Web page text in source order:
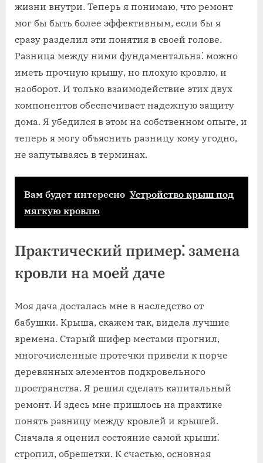
жизни внутри. Теперь я понимаю, что ремонт
мог бы быть более эффективным, если бы я
сразу разделил эти понятия в своей голове.
Разница между ними фундаментальна⁚ можно
иметь прочную крышу, но плохую кровлю, и
наоборот. И только взаимодействие этих двух
компонентов обеспечивает надежную защиту
дома. Я убедился в этом на собственном опыте, и
теперь я могу объяснить разницу кому угодно,
не запутываясь в терминах.
Вам будет интересно Устройство крыш под
мягкую кровлю
Практический пример⁚ замена
кровли на моей даче
Моя дача досталась мне в наследство от
бабушки. Крыша, скажем так, видела лучшие
времена. Старый шифер местами прогнил,
многочисленные протечки привели к порче
деревянных элементов подкровельного
пространства. Я решил сделать капитальный
ремонт. И здесь мне пришлось на практике
понять разницу между кровлей и крышей.
Сначала я оценил состояние самой крыши⁚
стропил, обрешетки. К счастью, основная